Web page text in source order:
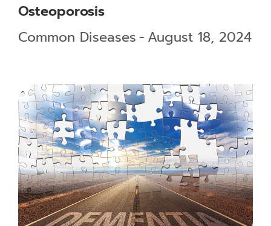
Osteoporosis
Common Diseases
August 18, 2024